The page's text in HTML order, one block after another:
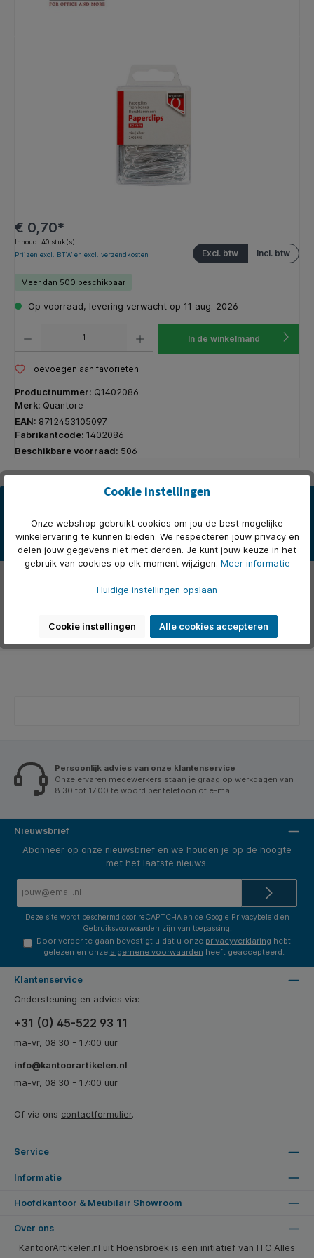
€ 0,70*
Inhoud: 40 stuk(s)
Incl. btw
Excl. btw
Prijzen excl. BTW en excl. verzendkosten
Meer dan 500 beschikbaar
Op voorraad, levering verwacht op 11 aug. 2026
In de winkelmand
Toevoegen aan favorieten
Productnummer: Q1402086
Merk: Quantore
EAN: 8712453105097
Fabrikantcode: 1402086
Beschikbare voorraad: 506
De ronde paperclips van Quantore met een lengte van 50mm zijn
ideaal voor het samenvoegen van grotere stapels papier. Dankzi…
Meer
Persoonlijk advies van onze klantenservice
Onze ervaren medewerkers staan je graag op werkdagen van
8.30 tot 17.00 te woord per telefoon of e-mail.
Nieuwsbrief
Abonneer op onze nieuwsbrief en we houden je op de hoogte
met het laatste nieuws.
Deze site wordt beschermd door reCAPTCHA en de Google Privacybeleid en
Gebruiksvoorwaarden zijn van toepassing.
Door verder te gaan bevestigt u dat u onze privacyverklaring hebt
gelezen en onze algemene voorwaarden heeft geaccepteerd.
Klantenservice
Ondersteuning en advies via:
+31 (0) 45-522 93 11
ma-vr, 08:30 - 17:00 uur
info@kantoorartikelen.nl
ma-vr, 08:30 - 17:00 uur
Of via ons contactformulier.
Service
Informatie
Hoofdkantoor & Meubilair Showroom
Over ons
KantoorArtikelen.nl uit Hoensbroek is een initiatief van ITC Alles
Cookie instellingen
Onze webshop gebruikt cookies om jou de best mogelijke
winkelervaring te kunnen bieden. We respecteren jouw privacy en
delen jouw gegevens niet met derden. Je kunt jouw keuze in het
gebruik van cookies op elk moment wijzigen. Meer informatie
Huidige instellingen opslaan
Cookie instellingen Alle cookies accepteren